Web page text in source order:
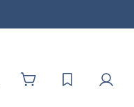
DU HAST 0